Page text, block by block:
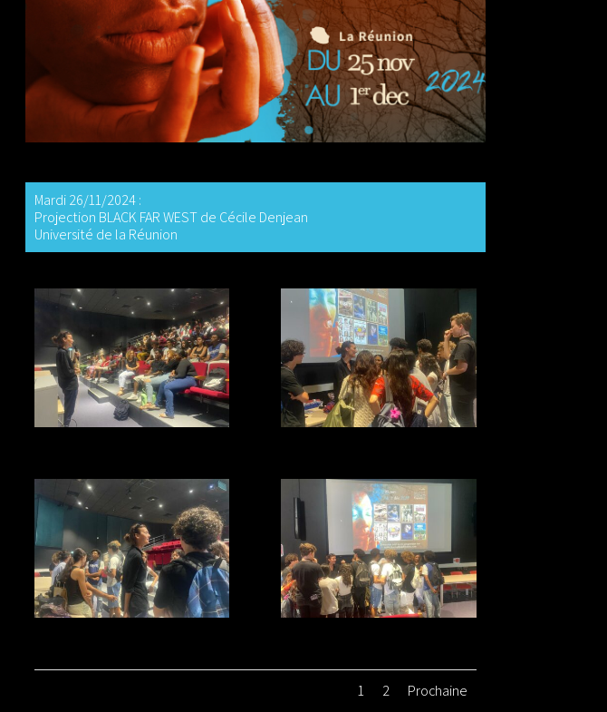
Mardi 26/11/2024 :
Projection BLACK FAR WEST de Cécile Denjean
Université de la Réunion
1 2 Prochaine